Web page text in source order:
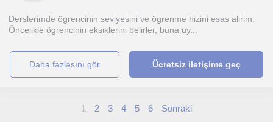
Derslerimde ögrencinin seviyesini ve ögrenme hizini esas alirim.
Öncelikle ögrencinin eksiklerini belirler, buna uy...
daha fazlasını gör Ücretsiz iletişime geç
1 2 3 4 5 6 Sonraki